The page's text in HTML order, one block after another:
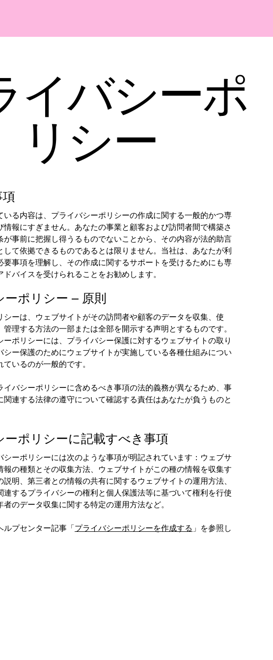
イバシーポ
リシー
いる内容は、プライバシーポリシーの作成に関する一般的かつ専
情報にすぎません。あなたの事業と顧客および訪問者間で構築さ
が事前に把握し得うるものでないことから、その内容が法的助言
して依拠できるものであるとは限りません。当社は、あなたが利
要事項を理解し、その作成に関するサポートを受けるためにも専
バイスを受けられることをお勧めします。
ポリシー – 原則
シーは、ウェブサイトがその訪問者や顧客のデータを収集、使
管理する方法の一部または全部を開示する声明とするものです。
ーポリシーには、プライバシー保護に対するウェブサイトの取り
シー保護のためにウェブサイトが実施している各種仕組みについ
いるのが一般的です。
イバシーポリシーに含めるべき事項の法的義務が異なるため、事
関連する法律の遵守について確認する責任はあなたが負うものと
ーポリシーに記載すべき事項
シーポリシーには次のような事項が明記されています：ウェブサ
報の種類とその収集方法、ウェブサイトがこの種の情報を収集す
説明、第三者との情報の共有に関するウェブサイトの運用方法、
連するプライバシーの権利と個人保護法等に基づいて権利を行使
のデータ収集に関する特定の運用方法など。
ルプセンター記事「プライバシーポリシーを作成する 」を参照し